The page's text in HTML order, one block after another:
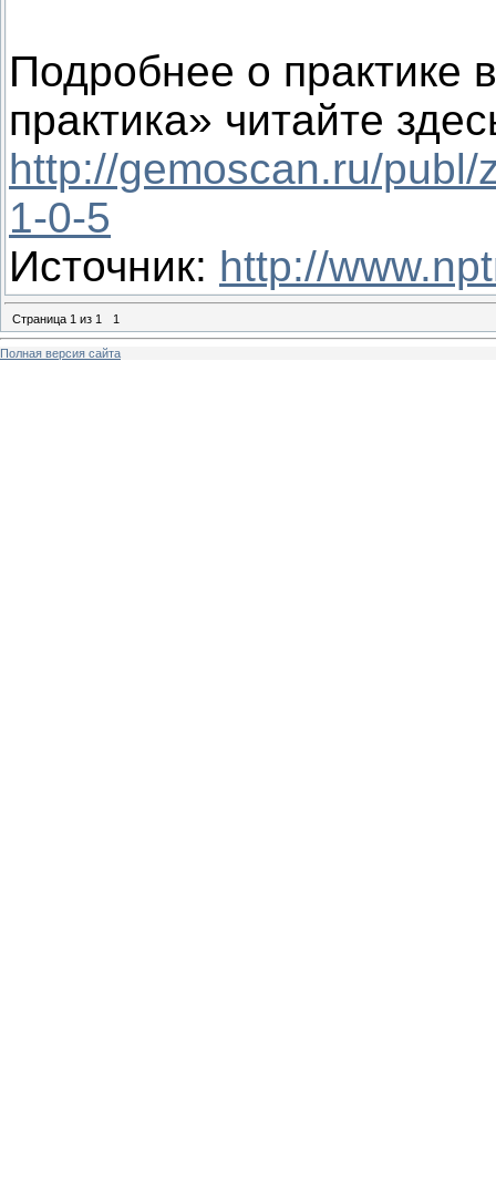
Подробнее о практике
практика» читайте
http://gemoscan.ru/
1-0-5
Источник: http://
Страница 1 из 1 1
Полная версия сайта